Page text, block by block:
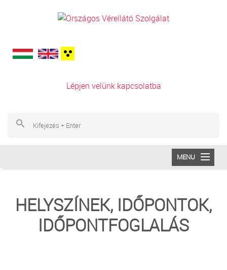
Lépjen velünk kapcsolatba
MENU
VÉRADÁS
HELYSZÍNEK, IDŐPONTOK,
IDŐPONTFOGLALÁS